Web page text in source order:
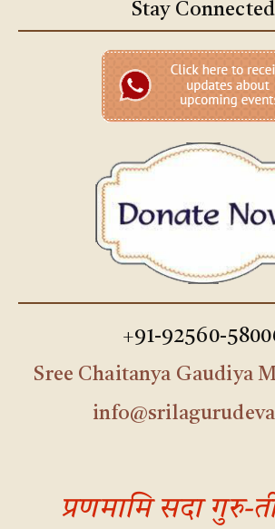
Stay Connected
+91-92560-
Sree Chaitanya Gaudiya
प्रणमामि सदा गुरु-